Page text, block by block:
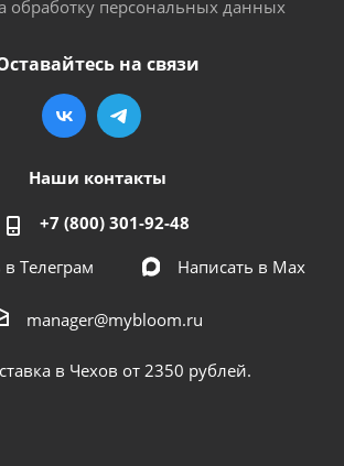
обработку персональных данных
на связи
Наши контакты
+7 (800) 301-92-48
Телеграм
Написать в Мах
manager@mybloom.ru
в Чехов от 2350 рублей.